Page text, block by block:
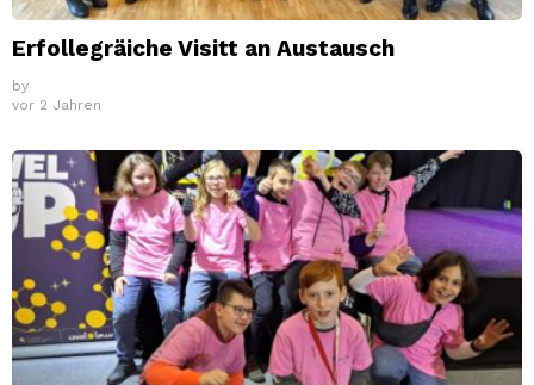
Erfollegräiche Visitt an Austausch
by
vor 2 Jahren